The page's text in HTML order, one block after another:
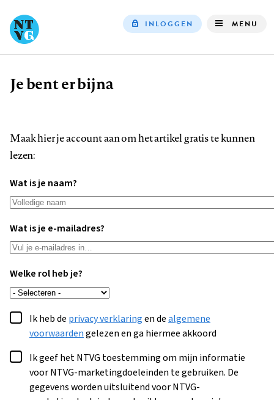
INLOGGEN MENU
Kruimelpad
Je bent er bijna
Maak hier je account aan om het artikel gratis te kunnen
lezen:
Wat is je naam?
Wat is je e-mailadres?
Welke rol heb je?
Ik heb de privacy verklaringen dealgemene
voorwaardengelezen en ga hiermee akkoord
Ik geef het NTVG toestemming om mijn informatie
voor NTVG-marketingdoeleinden te gebruiken. De
gegevens worden uitsluitend voor NTVG-